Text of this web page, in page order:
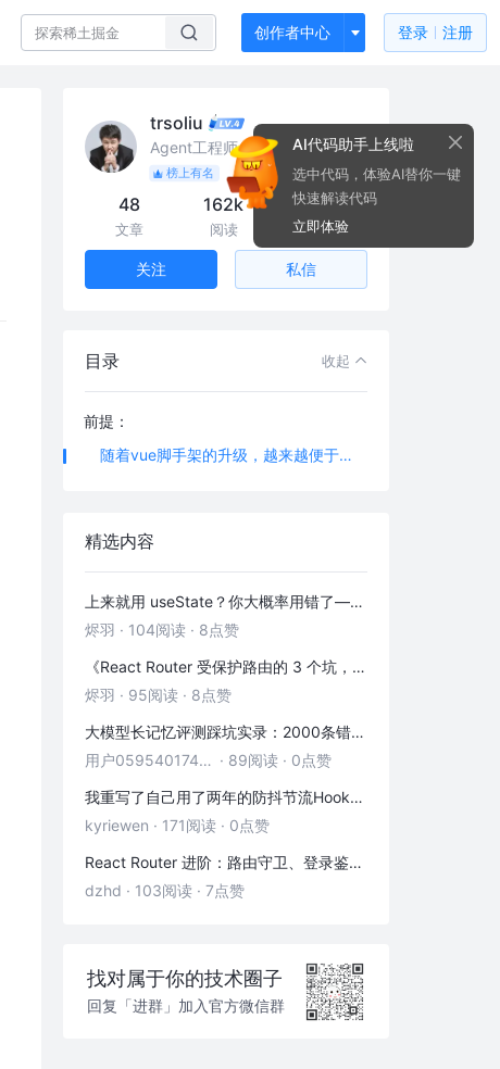
创作者中心 登录 注册
trsoliu
Agent工程师、架构师 @科大讯飞
榜上有名
48
文章
162k
阅读
228
粉丝
关注 私信
目录 收起
前提：
随着vue脚手架的升级，越来越便于开发者开发和维护项目，本质上vue-cli3提供了基础的配置和可拓展的空间，但是vue-cli3官网对于新脚手架的用例都比较简洁，更多的内容需要我们去研究，更多都是基于webpack去拓展。为了更好的入门，我写了个常用配置的小总结，下面我们来看看新的脚手架是如何快速上手的吧！
精选内容
上来就用 useState？你大概率用错了——useRef 的三种正确打开方式
烬羽 · 104阅读 · 8点赞
《React Router 受保护路由的 3 个坑，第 2 个 90% 的人都踩过》
烬羽 · 95阅读 · 8点赞
大模型长记忆评测踩坑实录：2000条错位记忆，让我排查了整整3小时
用户05954017446 · 89阅读 · 0点赞
我重写了自己用了两年的防抖节流Hook——发现里面藏着3个隐藏bug
kyriewen · 171阅读 · 0点赞
React Router 进阶：路由守卫、登录鉴权与状态传递
dzhd · 103阅读 · 7点赞
找对属于你的技术圈子
回复「进群」加入官方微信群
AI代码助手上线啦
选中代码，体验AI替你一键
快速解读代码
立即体验